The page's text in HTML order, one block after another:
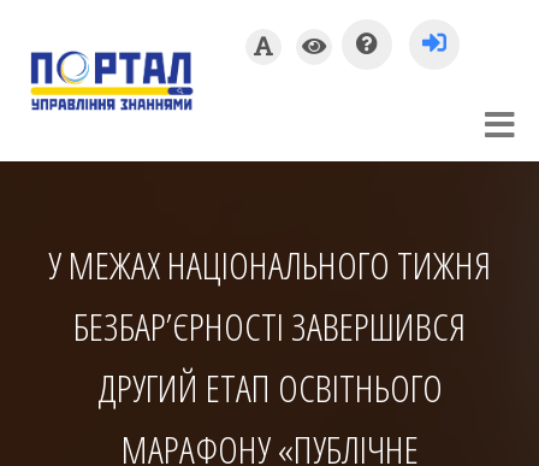
У МЕЖАХ НАЦІОНАЛЬНОГО ТИЖНЯ
БЕЗБАР’ЄРНОСТІ ЗАВЕРШИВСЯ
ДРУГИЙ ЕТАП ОСВІТНЬОГО
МАРАФОНУ «ПУБЛІЧНЕ